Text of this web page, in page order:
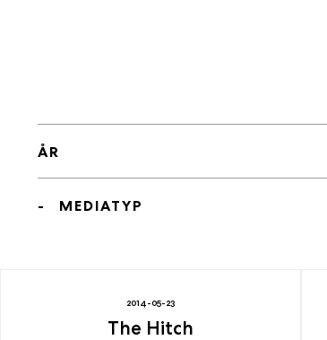
ÅR
MEDIATYP
2014-05-23
The Hitch